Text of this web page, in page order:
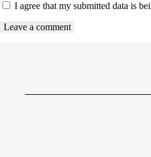
I agree that my submitted data is